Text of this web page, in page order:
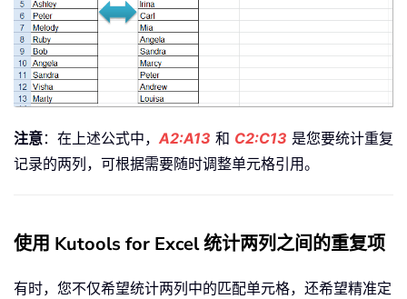
注意：在上述公式中， A2:A13 和 C2:C13 是您要统计重复
记录的两列，可根据需要随时调整单元格引用。
使用 Kutools for Excel 统计两列之间的重复项
有时，您不仅希望统计两列中的匹配单元格，还希望精准定